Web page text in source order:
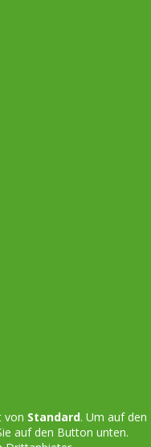
von Standard. Um auf den
auf den Button unten.